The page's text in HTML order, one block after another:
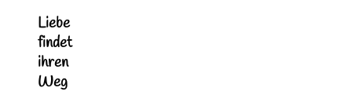
Liebe
findet
ihren
Weg